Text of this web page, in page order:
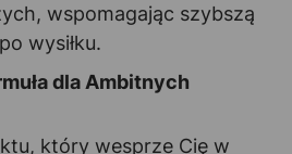
wspomagając szybszą
wysiłku.
dla Ambitnych
który wesprze Cię w